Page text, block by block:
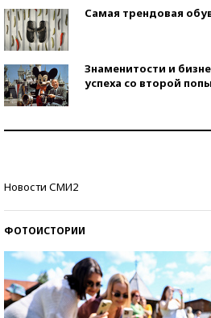
Самая трендовая
Знаменитости и
успеха со второй
Новости СМИ2
ФОТОИСТОРИИ